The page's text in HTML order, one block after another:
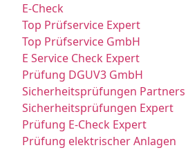
E-Check
Top Prüfservice Expert
Top Prüfservice GmbH
E Service Check Expert
Prüfung DGUV3 GmbH
Sicherheitsprüfungen Partners
Sicherheitsprüfungen Expert
Prüfung E-Check Expert
Prüfung elektrischer Anlagen